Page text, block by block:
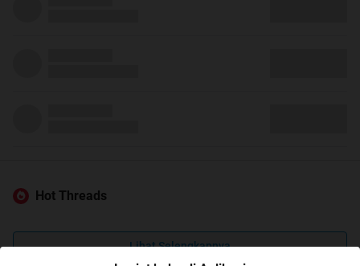
Hot Threads
Lihat Selengkapnya